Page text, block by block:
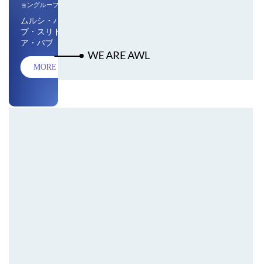
ョングループ
ムルシ・バ
ブ・スリド
ア・バブ
MORE
WE ARE AWL